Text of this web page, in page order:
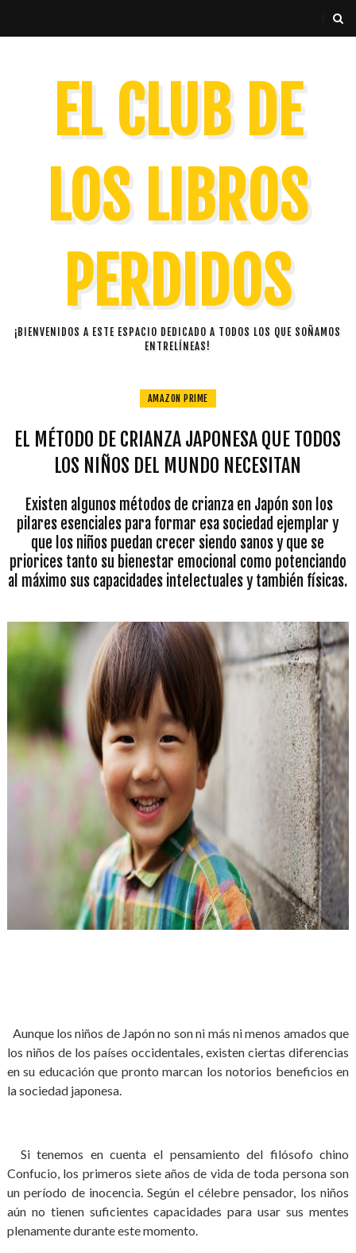
EL CLUB DE
LOS LIBROS
PERDIDOS
¡BIENVENIDOS A ESTE ESPACIO DEDICADO A TODOS LOS QUE SOÑAMOS
ENTRELÍNEAS!
AMAZON PRIME
EL MÉTODO DE CRIANZA JAPONESA QUE TODOS
LOS NIÑOS DEL MUNDO NECESITAN
Existen algunos métodos de crianza en Japón son los
pilares esenciales para formar esa sociedad ejemplar y
que los niños puedan crecer siendo sanos y que se
priorices tanto su bienestar emocional como potenciando
al máximo sus capacidades intelectuales y también físicas.
Aunque los niños de Japón no son ni más ni menos amados que
los niños de los países occidentales, existen ciertas diferencias
en su educación que pronto marcan los notorios beneficios en
la sociedad japonesa.
Si tenemos en cuenta el pensamiento del filósofo chino
Confucio, los primeros siete años de vida de toda persona son
un período de inocencia. Según el célebre pensador, los niños
aún no tienen suficientes capacidades para usar sus mentes
plenamente durante este momento.